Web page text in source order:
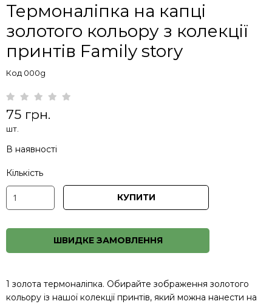
Термоналіпка на капці
золотого кольору з колекції
принтів Family story
Код 000g
75 грн.
шт.
В наявності
Кількість
КУПИТИ
ШВИДКЕ ЗАМОВЛЕННЯ
1 золота термоналіпка. Обирайте зображення золотого
кольору із нашої колекції принтів, який можна нанести на